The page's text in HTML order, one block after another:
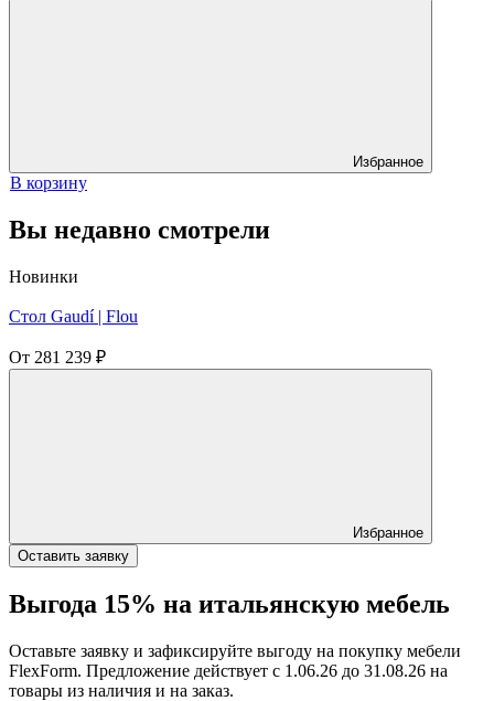
Избранное
В корзину
Вы недавно смотрели
Новинки
Стол Gaudí | Flou
От 281 239 ₽
Избранное
Оставить заявку
Выгода 15% на итальянскую мебель
Оставьте заявку и зафиксируйте выгоду на покупку мебели
FlexForm. Предложение действует с 1.06.26 до 31.08.26 на
товары из наличия и на заказ.